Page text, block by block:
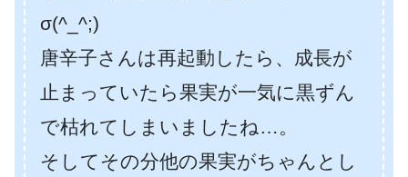
σ(^_^;)
唐辛子さんは再起動したら、成長が
止まっていたら果実が一気に黒ずん
で枯れてしまいましたね…。
そしてその分他の果実がちゃんとし